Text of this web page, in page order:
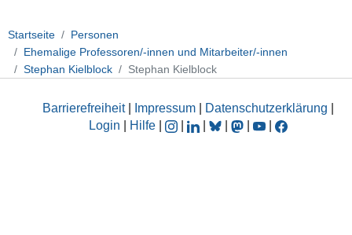
Startseite
Personen
Ehemalige Professoren/-innen und Mitarbeiter/-innen
Stephan Kielblock
Stephan Kielblock
Barrierefreiheit| Impressum Datenschutzerklärung
Login
Hilfe